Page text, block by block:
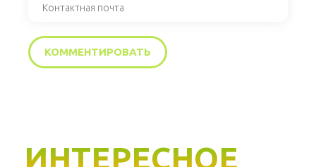
ИНТЕРЕСНОЕ